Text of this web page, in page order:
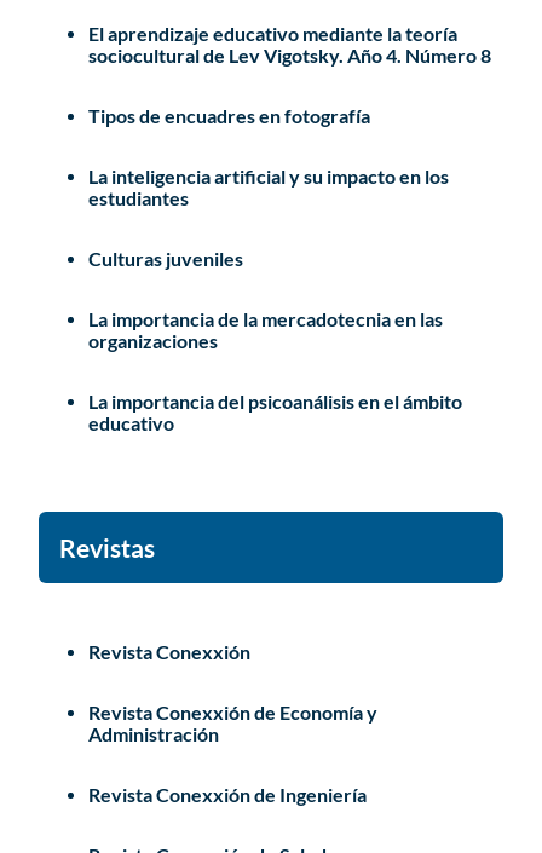
El aprendizaje educativo mediante la teoría
sociocultural de Lev Vigotsky. Año 4. Número 8
Tipos de encuadres en fotografía
La inteligencia artificial y su impacto en los
estudiantes
Culturas juveniles
La importancia de la mercadotecnia en las
organizaciones
La importancia del psicoanálisis en el ámbito
educativo
Revistas
Revista Conexxión
Revista Conexxión de Economía y
Administración
Revista Conexxión de Ingeniería